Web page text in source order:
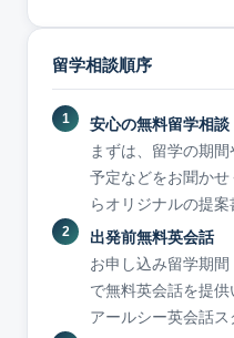
留学相談順序
安心の無料留学相談
まずは、留学の期
予定などをお聞か
らオリジナルの提案
出発前無料英会話
お申し込み留学期
で無料英会話を提
アールシー英会話ス